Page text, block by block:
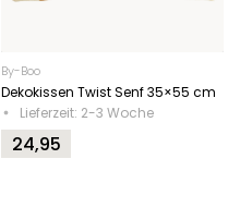
By-Boo
Dekokissen Twist Senf 35×55 cm
Lieferzeit: 2-3 Woche
24,95